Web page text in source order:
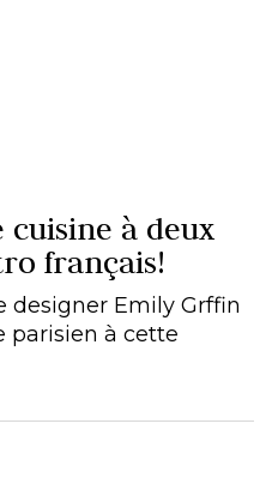
cuisine à deux
français!
designer Emily Grffin
parisien à cette